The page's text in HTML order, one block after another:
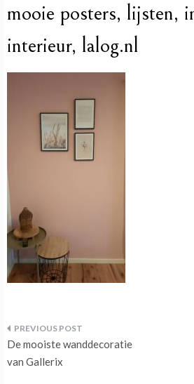
mooie posters, lijsten,
interieur, lalog.nl
Bericht
navigatie
De mooiste wanddecoratie
van Gallerix